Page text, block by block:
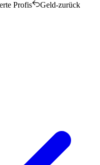
Profis Geld-zurück